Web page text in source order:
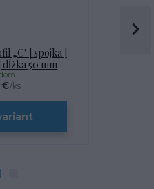
„C" | spojka |
dĺžka 50 mm
€/ks